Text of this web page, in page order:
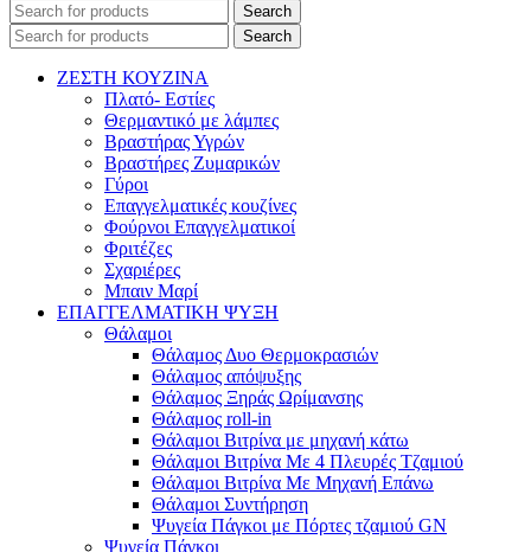
Search
Search
ΖΕΣΤΗ ΚΟΥΖΙΝΑ
Πλατό- Εστίες
Θερμαντικό με λάμπες
Βραστήρας Υγρών
Βραστήρες Ζυμαρικών
Γύροι
Επαγγελματικές κουζίνες
Φούρνοι Επαγγελματικοί
Φριτέζες
Σχαριέρες
Μπαιν Μαρί
ΕΠΑΓΓΕΛΜΑΤΙΚΗ ΨΥΞΗ
Θάλαμοι
Θάλαμος Δυο Θερμοκρασιών
Θάλαμος απόψυξης
Θάλαμος Ξηράς Ωρίμανσης
Θάλαμος roll-in
Θάλαμοι Βιτρίνα με μηχανή κάτω
Θάλαμοι Βιτρίνα Με 4 Πλευρές Τζαμιού
Θάλαμοι Βιτρίνα Με Μηχανή Επάνω
Θάλαμοι Συντήρηση
Ψυγεία Πάγκοι με Πόρτες τζαμιού GN
Ψυγεία Πάγκοι